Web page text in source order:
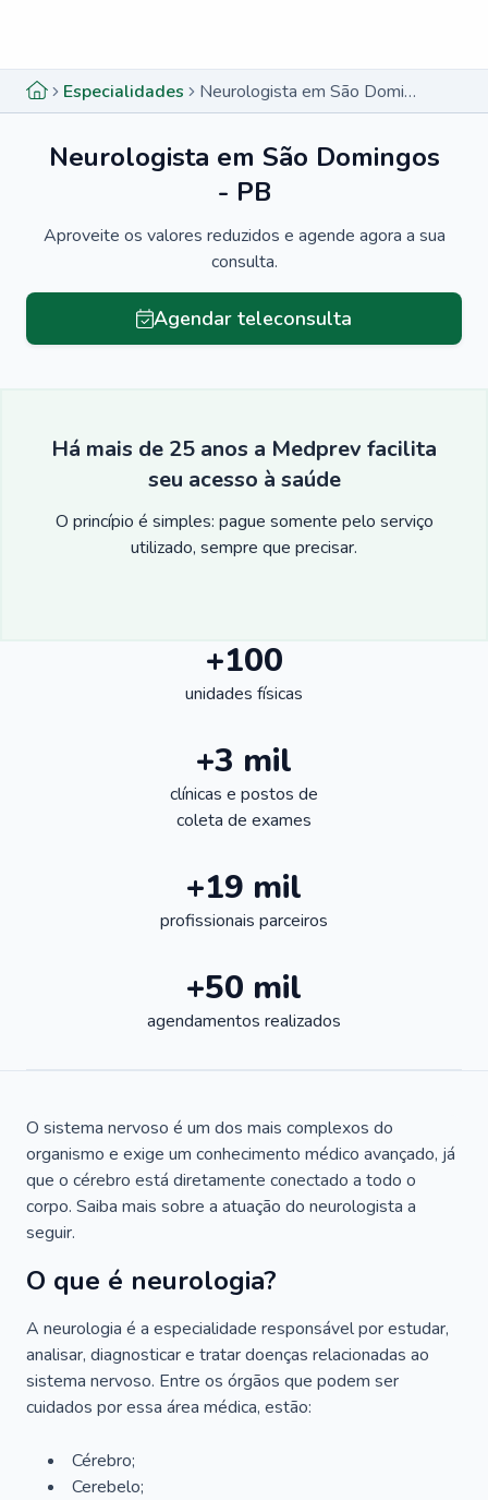
Especialidades Neurologista em São Domingos - PB
Neurologista em São Domingos
- PB
Aproveite os valores reduzidos e agende agora a sua
consulta.
Agendar teleconsulta
Há mais de 25 anos a Medprev facilita
seu acesso à saúde
O princípio é simples: pague somente pelo serviço
utilizado, sempre que precisar.
+100
unidades físicas
+3 mil
clínicas e postos de
coleta de exames
+19 mil
profissionais parceiros
+50 mil
agendamentos realizados
O sistema nervoso é um dos mais complexos do
organismo e exige um conhecimento médico avançado, já
que o cérebro está diretamente conectado a todo o
corpo. Saiba mais sobre a atuação do neurologista a
seguir.
O que é neurologia?
A neurologia é a especialidade responsável por estudar,
analisar, diagnosticar e tratar doenças relacionadas ao
sistema nervoso. Entre os órgãos que podem ser
cuidados por essa área médica, estão:
Cérebro;
Cerebelo;